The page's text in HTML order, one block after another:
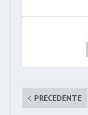
PRECEDENTE